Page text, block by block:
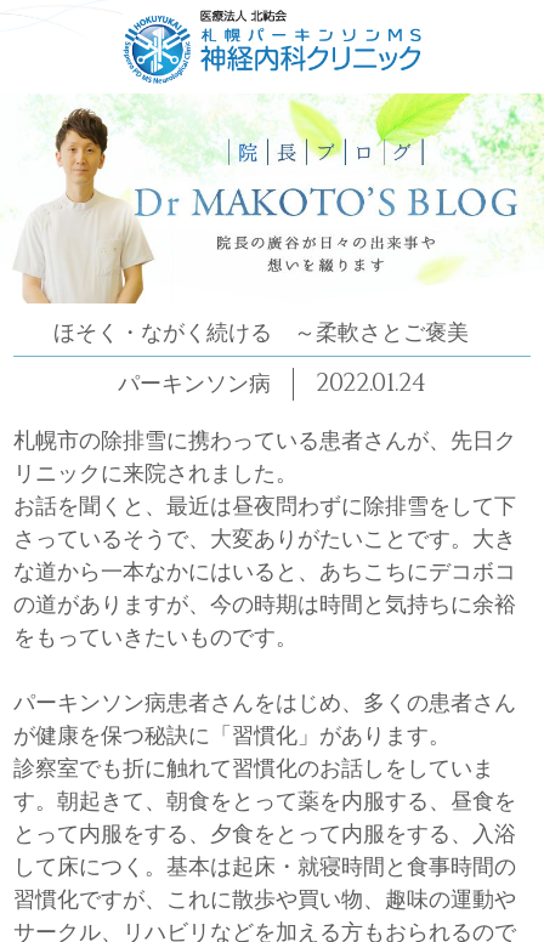
ごあいさつ コンセプト
ほそく・ながく続ける ～柔軟さとご褒美
パーキンソン病 2022.01.24
札幌市の除排雪に携わっている患者さんが、先日ク
リニックに来院されました。
お話を聞くと、最近は昼夜問わずに除排雪をして下
さっているそうで、大変ありがたいことです。大き
な道から一本なかにはいると、あちこちにデコボコ
の道がありますが、今の時期は時間と気持ちに余裕
をもっていきたいものです。
パーキンソン病患者さんをはじめ、多くの患者さん
が健康を保つ秘訣に「習慣化」があります。
診察室でも折に触れて習慣化のお話しをしていま
す。朝起きて、朝食をとって薬を内服する、昼食を
とって内服をする、夕食をとって内服をする、入浴
して床につく。基本は起床・就寝時間と食事時間の
習慣化ですが、これに散歩や買い物、趣味の運動や
サークル、リハビリなどを加える方もおられるので